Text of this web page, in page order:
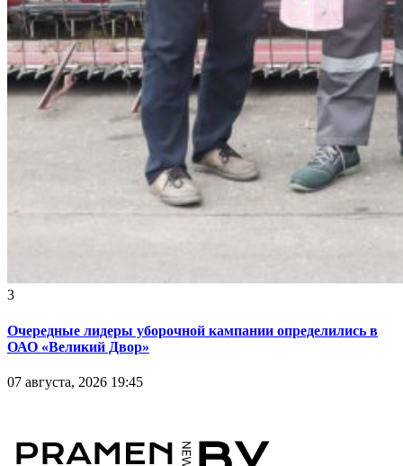
3
Очередные лидеры уборочной кампании определились в
ОАО «Великий Двор»
07 августа, 2026 19:45